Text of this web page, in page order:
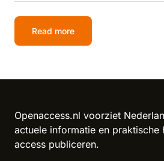
Read more
Openaccess.nl voorziet
actuele informatie en praktische
access publiceren.